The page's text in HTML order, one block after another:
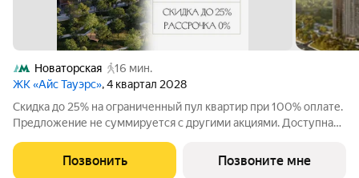
Новаторская
16 мин.
ЖК «Айс Тауэрс», 4 квартал 2028
Скидка до 25% на ограниченный пул квартир при 100% оплате.
Предложение не суммируется с другими акциями. Доступна
комнатная квартира 58.3 м на 28 этаже в премиальном ЖК
«Айс Тауэрс» (ЗАО Москвы,
Позвонить Позвоните мне